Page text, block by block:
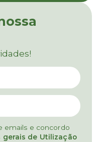
emails e concordo
gerais de Utilização